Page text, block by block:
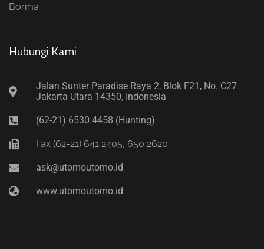
Borma
Hubungi Kami​
Jalan Sunter Paradise Raya 2, Blok F21, No. C27
Jakarta Utara 14350, Indonesia
(62-21) 6530 4458 (Hunting)
Fax (62-21) 641 2405, 650 2620
ask@utomoutomo.id
www.utomoutomo.id